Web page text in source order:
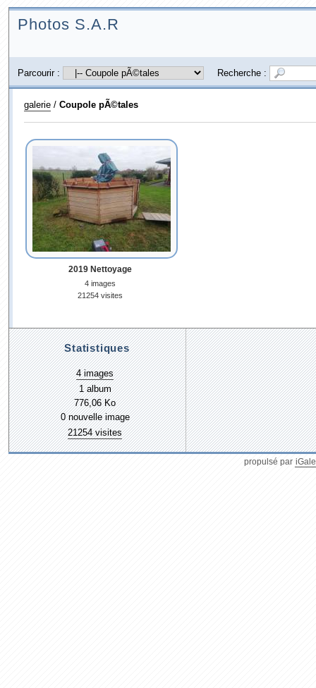
Photos S.A.R
Parcourir : Recherche :
galerie/ Coupole pÃ©tales
2019 Nettoyage
4 images
21254 visites
Statistiques
4 images
1 album
776,06 Ko
0 nouvelle image
21254 visites
propulsé par